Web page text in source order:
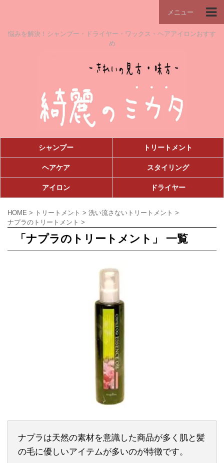
メニュー
悩みを解決！シャンプー・ドライヤー・ワックス・ヘアアイロンおすす
め
シャンプー トリートメント
ヘアケア スタイリング
アイロン ドライヤー
HOME > トリートメント > 洗い流さないトリートメント >
ナプラのトリートメント >
「ナプラのトリートメント」 一覧
ナプラは天然の素材を意識した商品が多く肌と髪
の毛に優しいアイテムが多いのが特徴です。